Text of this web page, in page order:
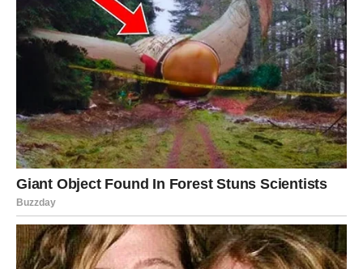
Miješanje tekućih sastojaka:U većoj zdjeli umutite 2
jaja (koja trebaju biti na sobnoj temperaturi) zajedno s
120 grama otopljenogmaslaca i 40 mililitaraulja.
Dodajte prstohvat soli
Spajanje sa kvascem:
Kada je smjesa jaja, maslaca i
ulja homogena, pažljivo umiješajte aktivirani kvasac s